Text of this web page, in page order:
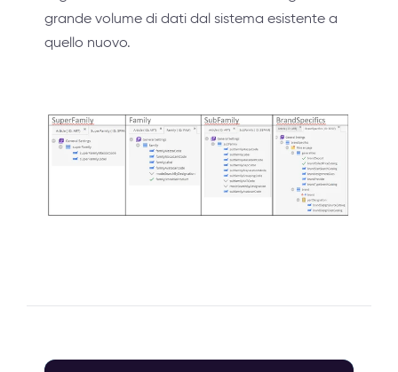
grande volume di dati dal sistema esistente a
quello nuovo.